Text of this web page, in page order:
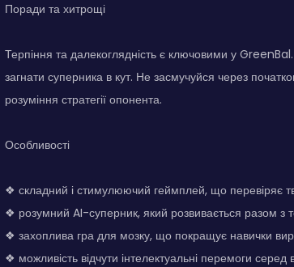
Поради та хитрощі
Терпіння та далекоглядність є ключовими у
загнати суперника в кут. Не засмучуйся через
розуміння стратегії опонента.
Особливості
❖ складний і стимулюючий геймплей, що перевіряє
❖ розумний AI-суперник, який розвивається разом з
❖ захоплива гра для мозку, що покращує навички
❖ можливість відчути інтелектуальні перемоги серед